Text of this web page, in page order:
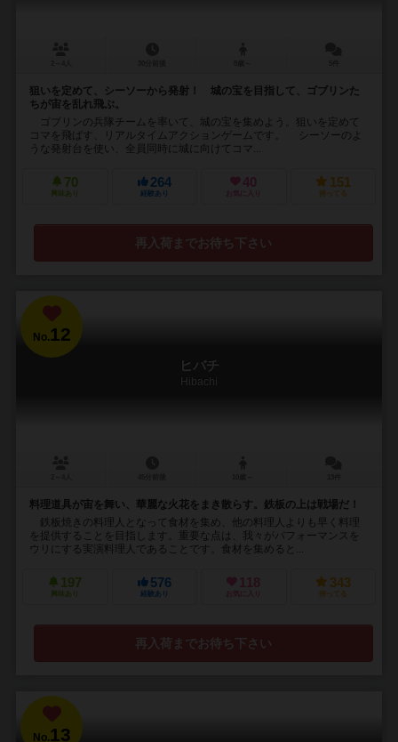
狙いを定めて、シーソーから発射！ 城の宝を目指して、ゴブリンた
ちが宙を乱れ飛ぶ。
ゴブリンの兵隊チームを率いて、城の宝を集めよう。狙いを定めて
コマを飛ばす、リアルタイムアクションゲームです。 シーソーのよ
うな発射台を使い、全員同時に城に向けてコマ...
70
興味あり
264
経験あり
40
お気に入り
151
持ってる
再入荷までお待ち下さい
No.12
ヒバチ
Hibachi
料理道具が宙を舞い、華麗な火花をまき散らす。鉄板の上は戦場だ！
鉄板焼きの料理人となって食材を集め、他の料理人よりも早く料理
を提供することを目指します。重要な点は、我々がパフォーマンスを
ウリにする実演料理人であることです。食材を集めると...
197
興味あり
576
経験あり
118
お気に入り
343
持ってる
再入荷までお待ち下さい
No.13